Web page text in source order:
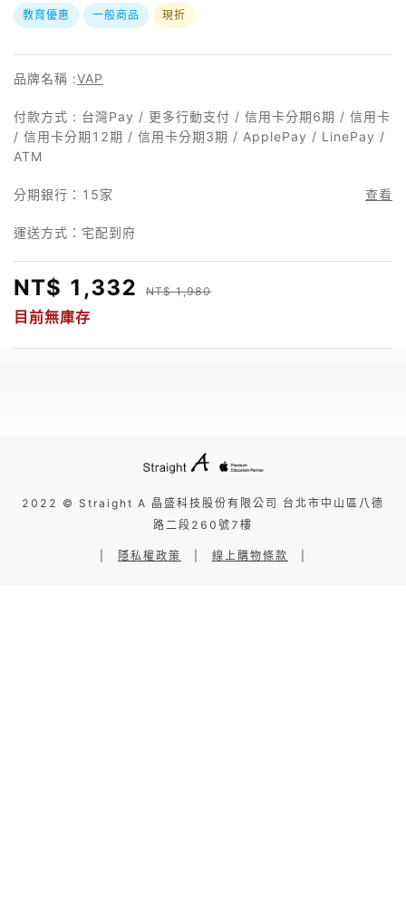
教育優惠 一般商品 現折
品牌名稱 :VAP
付款方式 : 台灣Pay / 更多行動支付 / 信用卡分期6期 / 信用卡
/ 信用卡分期12期 / 信用卡分期3期 / ApplePay / LinePay /
ATM
分期銀行： 15家 查看
運送方式：宅配到府
NT$ 1,332 NT$ 1,980
目前無庫存
2022 © Straight A 晶盛科技股份有限公司 台北市中山區八德
路二段260號7樓
隱私權政策 線上購物條款